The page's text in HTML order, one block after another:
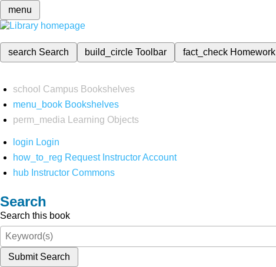
menu
search Search build_circleToolbar fact_check Homework
school Campus Bookshelves
menu_book Bookshelves
perm_media
Learning Objects
login Login
how_to_reg Request Instructor Account
hub Instructor Commons
Search
Search this book
Submit Search